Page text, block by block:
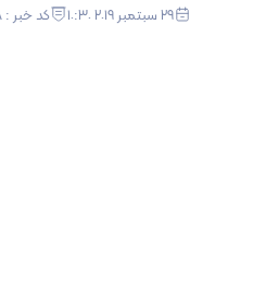
٢٩ سبتمبر ٢٠١٩ ١٠:٣٠ کد خبر : 663388